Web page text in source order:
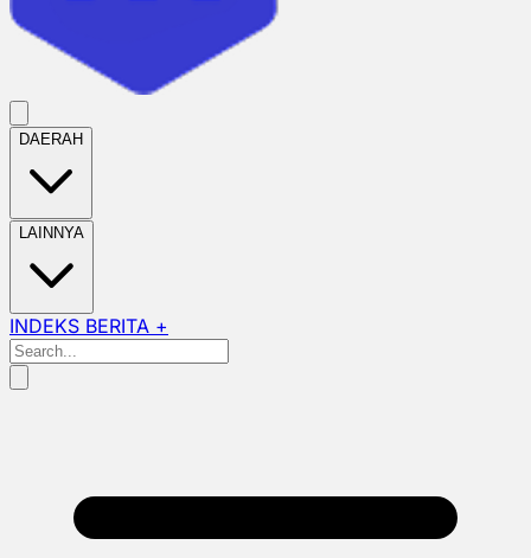
DAERAH
LAINNYA
INDEKS BERITA +